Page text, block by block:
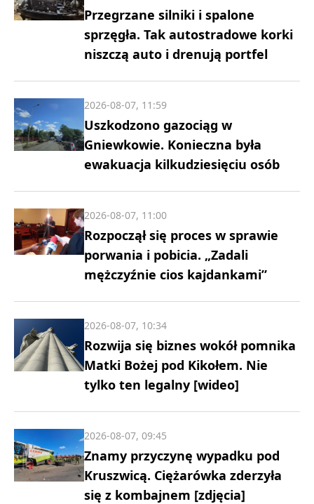
Przegrzane silniki i spalone
sprzęgła. Tak autostradowe korki
niszczą auto i drenują portfel
Uszkodzono gazociąg w
Gniewkowie. Konieczna była
ewakuacja kilkudziesięciu osób
2026-08-07, 11:59
Rozpoczął się proces w sprawie
porwania i pobicia. „Zadali
mężczyźnie cios kajdankami”
2026-08-07, 11:00
Rozwija się biznes wokół pomnika
Matki Bożej pod Kikołem. Nie
tylko ten legalny [wideo]
2026-08-07, 10:34
Znamy przyczynę wypadku pod
Kruszwicą. Ciężarówka zderzyła
się z kombajnem [zdjęcia]
2026-08-07, 09:45